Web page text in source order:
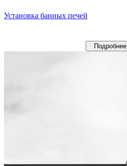
Установка банных печей
Подробнее